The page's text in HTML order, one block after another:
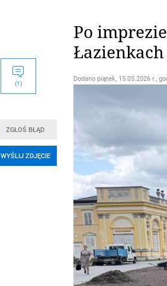
(1)
ZGŁOŚ BŁĄD
WYŚLIJ ZDJĘCIE
Po
Dodano piątek, 15.05.2026 r.,